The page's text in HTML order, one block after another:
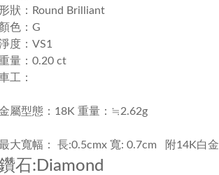
形狀：Round Brilliant
顏色：G
度：VS1
量：0.20 ct
工：
屬型態：18K 重量：≒2.62g
大寬幅： 長:0.5cmx 寬: 0.7cm 附14K白
石:Diamond